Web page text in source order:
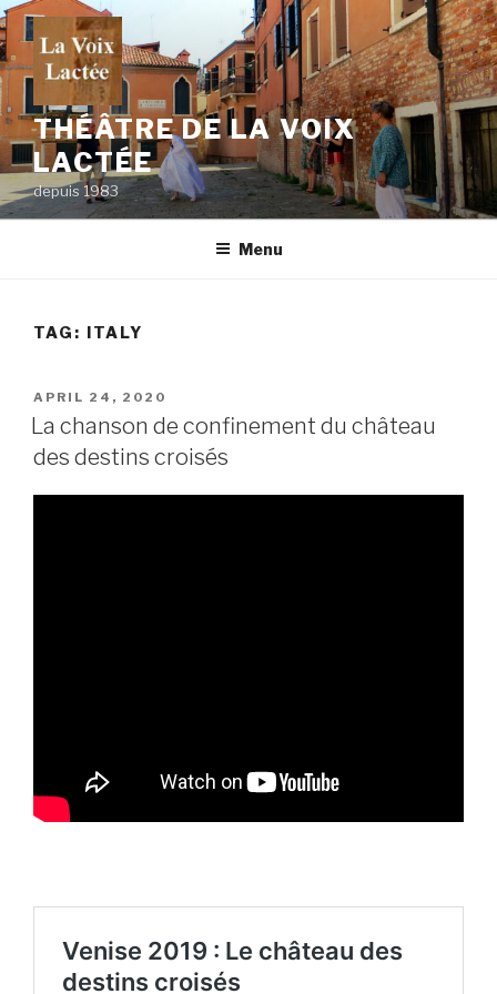
Skip
to
content
THÉÂTRE DE LA VOIX
LACTÉE
depuis 1983
Menu
TAG: ITALY
POSTED
ON
APRIL 24, 2020
La chanson de confinement du château
des destins croisés